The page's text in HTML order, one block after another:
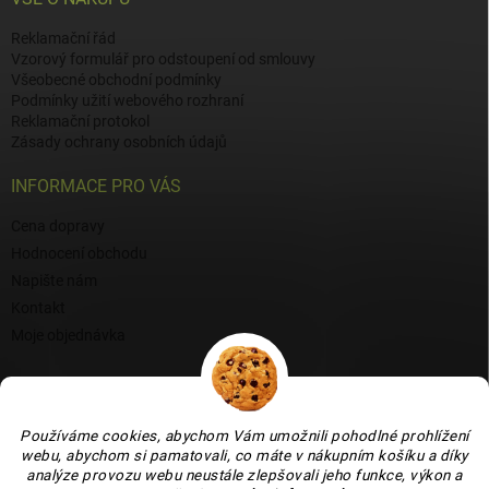
Používáme cookies, abychom Vám umožnili pohodlné prohlížení
webu, abychom si pamatovali, co máte v nákupním košíku a díky
analýze provozu webu neustále zlepšovali jeho funkce, výkon a
Reklamační řád
Vzorový formulář pro odstoupení od smlouvy
Všeobecné obchodní podmínky
Podmínky užití webového rozhraní
Reklamační protokol
Zásady ochrany osobních údajů
INFORMACE PRO VÁS
Proč si vybrat naši keramiku?
Jak vybrat vánoční venkovní dekoraci: tipy a inspirace
Co dokážou vaječné skořápky v zahradě, květináči i na balkoně